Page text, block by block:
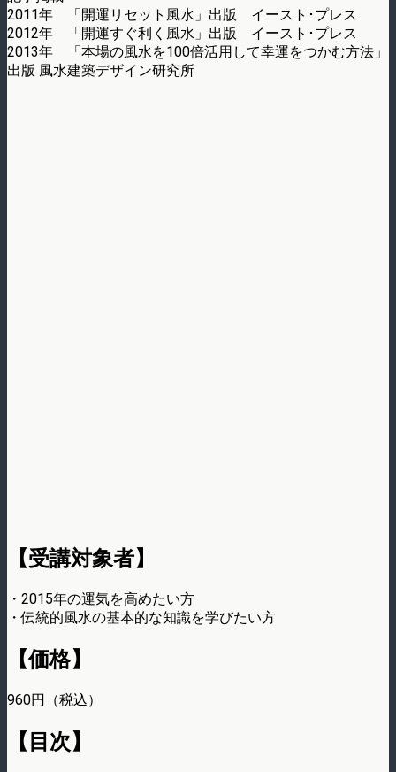
2011年 「開運リセット風水」出版 イースト･プレス
2012年 「開運すぐ利く風水」出版 イースト･プレス
2013年 「本場の風水を100倍活用して幸運をつかむ方法」
出版 風水建築デザイン研究所
【受講対象者】
・2015年の運気を高めたい方
・伝統的風水の基本的な知識を学びたい方
【価格】
960円（税込）
【目次】